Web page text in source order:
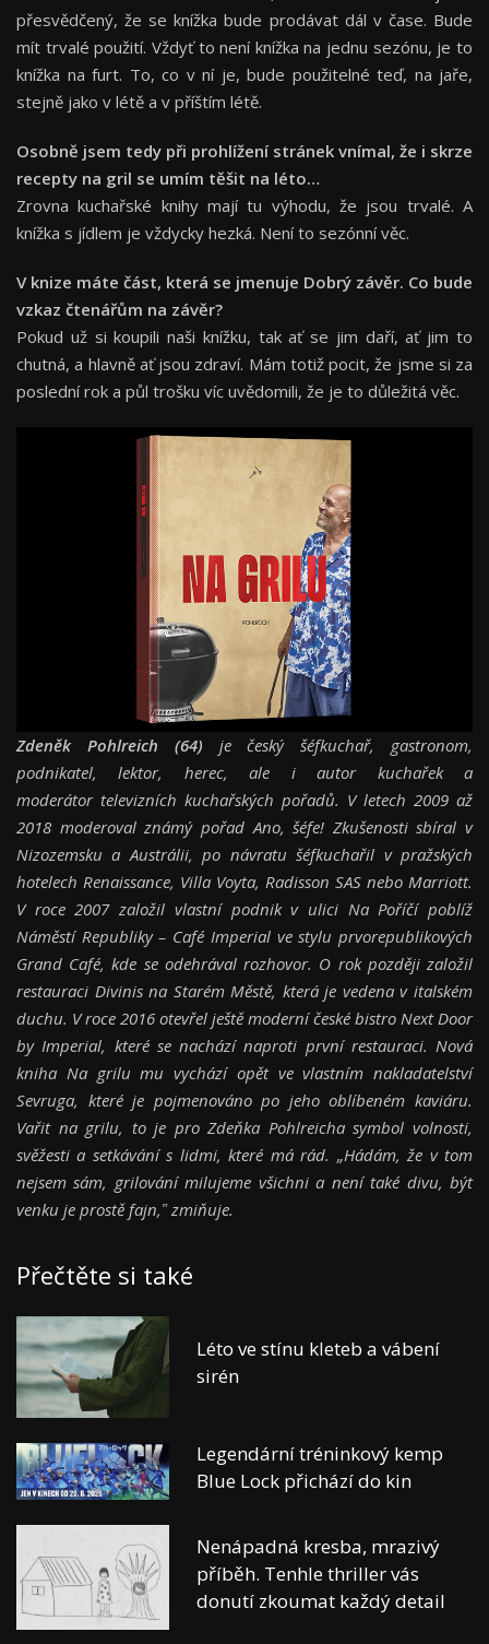
přesvědčený, že se knížka bude prodávat dál v čase. Bude
mít trvalé použití. Vždyť to není knížka na jednu sezónu, je to
knížka na furt. To, co v ní je, bude použitelné teď, na jaře,
stejně jako v létě a v příštím létě.
Osobně jsem tedy při prohlížení stránek vnímal, že i skrze
recepty na gril se umím těšit na léto…
Zrovna kuchařské knihy mají tu výhodu, že jsou trvalé. A
knížka s jídlem je vždycky hezká. Není to sezónní věc.
V knize máte část, která se jmenuje Dobrý závěr. Co bude
vzkaz čtenářům na závěr?
Pokud už si koupili naši knížku, tak ať se jim daří, ať jim to
chutná, a hlavně ať jsou zdraví. Mám totiž pocit, že jsme si za
poslední rok a půl trošku víc uvědomili, že je to důležitá věc.
Zdeněk Pohlreich (64) je český šéfkuchař, gastronom,
podnikatel, lektor, herec, ale i autor kuchařek a
moderátor televizních kuchařských pořadů. V letech 2009 až
2018 moderoval známý pořad Ano, šéfe! Zkušenosti sbíral v
Nizozemsku a Austrálii, po návratu šéfkuchařil v pražských
hotelech Renaissance, Villa Voyta, Radisson SAS nebo Marriott.
V roce 2007 založil vlastní podnik v ulici Na Poříčí poblíž
Náměstí Republiky – Café Imperial ve stylu prvorepublikových
Grand Café, kde se odehrával rozhovor. O rok později založil
restauraci Divinis na Starém Městě, která je vedena v italském
duchu. V roce 2016 otevřel ještě moderní české bistro Next Door
by Imperial, které se nachází naproti první restauraci. Nová
kniha Na grilu mu vychází opět ve vlastním nakladatelství
Sevruga, které je pojmenováno po jeho oblíbeném kaviáru.
Vařit na grilu, to je pro Zdeňka Pohlreicha symbol volnosti,
svěžesti a setkávání s lidmi, které má rád. „Hádám, že v tom
nejsem sám, grilování milujeme všichni a není také divu, být
venku je prostě fajn,‟ zmiňuje.
Přečtěte si také
Léto ve stínu kleteb a vábení
sirén
Legendární tréninkový kemp
Blue Lock přichází do kin
Nenápadná kresba, mrazivý
příběh. Tenhle thriller vás
donutí zkoumat každý detail